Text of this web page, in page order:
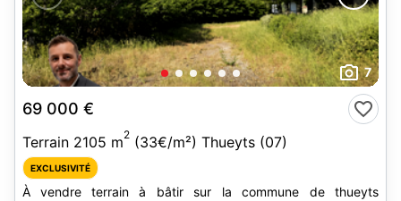
7
69 000 €
Terrain 2105 m2 (33€/m²) Thueyts (07)
EXCLUSIVITÉ
À vendre terrain à bâtir sur la commune de thueyts